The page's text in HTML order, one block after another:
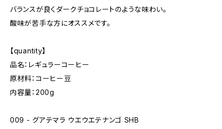
バランスが良くダークチョコレートのような味わい。
酸味が苦手な方にオススメです。
【quantity】
品名：レギュラーコーヒー
原材料：コーヒー豆
内容量：200g
009 - グアテマラ ウエウエテナンゴ SHB